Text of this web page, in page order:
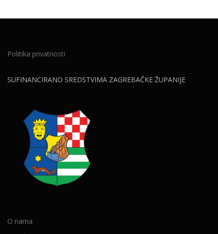
Politika privatnosti
SUFINANCIRANO SREDSTVIMA ZAGREBAČKE ŽUPANIJE
O nama